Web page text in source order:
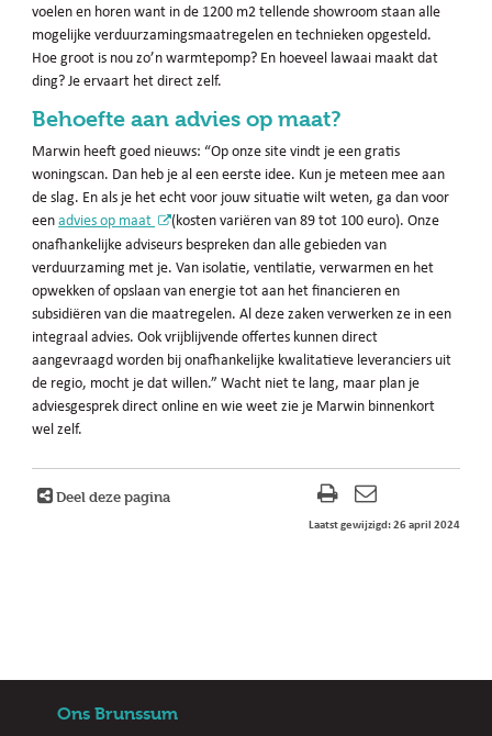
voelen en horen want in de 1200 m2 tellende showroom staan alle
mogelijke verduurzamingsmaatregelen en technieken opgesteld.
Hoe groot is nou zo’n warmtepomp? En hoeveel lawaai maakt dat
ding? Je ervaart het direct zelf.
Behoefte aan advies op maat?
Marwin heeft goed nieuws: “Op onze site vindt je een gratis
woningscan. Dan heb je al een eerste idee. Kun je meteen mee aan
de slag. En als je het echt voor jouw situatie wilt weten, ga dan voor
eenadvies op maat
(kosten variëren van 89 tot 100 euro). Onze
onafhankelijke adviseurs bespreken dan alle gebieden van
verduurzaming met je. Van isolatie, ventilatie, verwarmen en het
opwekken of opslaan van energie tot aan het financieren en
subsidiëren van die maatregelen. Al deze zaken verwerken ze in een
integraal advies. Ook vrijblijvende offertes kunnen direct
aangevraagd worden bij onafhankelijke kwalitatieve leveranciers uit
de regio, mocht je dat willen.” Wacht niet te lang, maar plan je
adviesgesprek direct online en wie weet zie je Marwin binnenkort
wel zelf.
Deel deze pagina
Laatst gewijzigd: 26 april 2024
Ons Brunssum